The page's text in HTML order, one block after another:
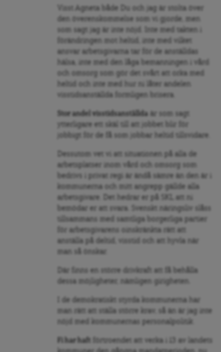
Visst Agneta både Du och jag är stolta över
den överenskommelse som vi gjorde, men
som sagt jag är inte nöjd. Inte med takten i
förändringen mot heltid, inte med vilket
ansvar arbetsgivarna tar för de anställdas
hälsa, inte med den låga bemanningen i vård
och omsorg som gör det svårt att orka med
heltid och inte med hur ni låter andelen
visstidsanställda formligen brisera.
Stor andel visstidsanställda är som sagt
ytterligare ett skäl till att jobbet blir för
jobbigt för de få som jobbar heltid tillsvidare.
Dessutom vet vi att situationen på alla de
arbetsplatser inom vård och omsorg som
bedrivs i privat regi är ändå sämre än den är i
kommunerna och mitt angrepp gällde alla
arbetsgivare. Det hedrar er på SKL att ni
bemödar er att svara. Svenskt näringsliv slåss
tillsammans med samtliga borgerliga partier
för arbetsgivarens oinskränkta rätt att
anställa på deltid, visstid och att hyvla när
man så önskar.
Där finns en större drivkraft att få behålla
dessa möjligheter, nämligen girigheten.
I de demokratiskt styrda kommunerna har
man rätt att ställa större krav, så än är jag inte
nöjd med kommunernas personalpolitik.
Fi har haft
förtroendet att verka i 13 av landets